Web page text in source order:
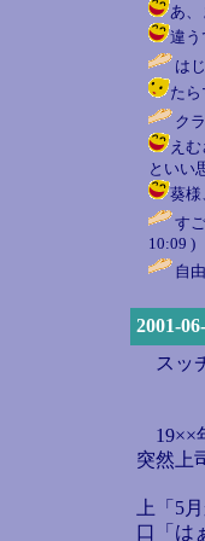
あ
違う
は
た
ク
え
といい
葵様
す
10:09 )
自
2001-
スッ
19××
突然上
上「5
口「は